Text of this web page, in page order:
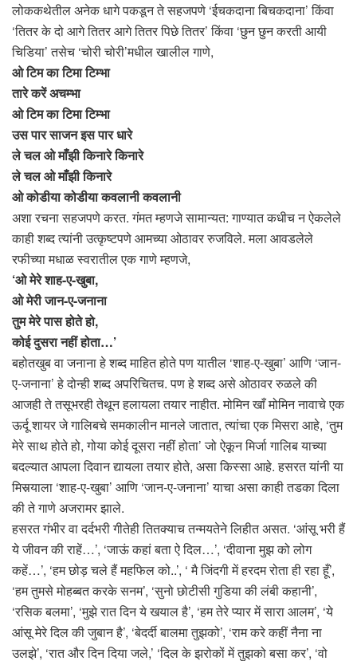
लोककथेतील अनेक धागे पकडून ते सहजपणे ‘ईचकदाना बिचकदाना’ किंवा
‘तितर के दो आगे तितर आगे तितर पिछे तितर’ किंवा ‘छुन छुन करती आयी
चिडिया’ तसेच ‘चोरी चोरी’मधील खालील गाणे,
ओ टिम का टिमा टिम्भा
तारे करें अचम्भा
ओ टिम का टिमा टिम्भा
उस पार साजन इस पार धारे
ले चल ओ माँझी किनारे किनारे
ले चल ओ माँझी किनारे
ओ कोडीया कोडीया कवलानी कवलानी
अशा रचना सहजपणे करत. गंमत म्हणजे सामान्यत: गाण्यात कधीच न ऐकलेले
काही शब्द त्यांनी उत्कृष्टपणे आमच्या ओठावर रुजविले. मला आवडलेले
रफीच्या मधाळ स्वरातील एक गाणे म्हणजे,
‘ओ मेरे शाह-ए-खुबा,
ओ मेरी जान-ए-जनाना
तुम मेरे पास होते हो,
कोई दुसरा नहीं होता…’
बहोतखुब वा जनाना हे शब्द माहित होते पण यातील ‘शाह-ए-खुबा’ आणि ‘जान-
ए-जनाना’ हे दोन्ही शब्द अपरिचितच. पण हे शब्द असे ओठावर रुळले की
आजही ते तसूभरही तेथून हलायला तयार नाहीत. मोमिन खाँ मोमिन नावाचे एक
ऊर्दू शायर जे गालिबचे समकालीन मानले जातात, त्यांचा एक मिसरा आहे, ‘तुम
मेरे साथ होते हो, गोया कोई दूसरा नहीं होता’ जो ऐकून मिर्जा गालिब याच्या
बदल्यात आपला दिवान द्यायला तयार होते, असा किस्सा आहे. हसरत यांनी या
मिसर्‍याला ‘शाह-ए-खुबा’ आणि ‘जान-ए-जनाना’ याचा असा काही तडका दिला
की ते गाणे अजरामर झाले.
हसरत गंभीर वा दर्दभरी गीतेही तितक्याच तन्मयतेने लिहीत असत. ‘आंसू भरी हैं
ये जीवन की राहें…’, ‘जाऊं कहां बता ऐ दिल…’, ‘दीवाना मुझ को लोग
कहें…’, ‘हम छोड़ चले हैं महफिल को..’, ‘ मै जिंदगी में हरदम रोता ही रहा हूँ’,
‘हम तुमसे मोहब्बत करके सनम’, ‘सुनो छोटीसी गुडिया की लंबी कहानी’,
‘रसिक बलमा’, ‘मुझे रात दिन ये खयाल है’, ‘हम तेरे प्यार में सारा आलम’, ‘ये
आंसू मेरे दिल की जुबान है’, ‘बेदर्दी बालमा तुझको’, ‘राम करे कहीं नैना ना
उलझे’, ‘रात और दिन दिया जले,’ ‘दिल के झरोकों में तुझको बसा कर’, ‘वो